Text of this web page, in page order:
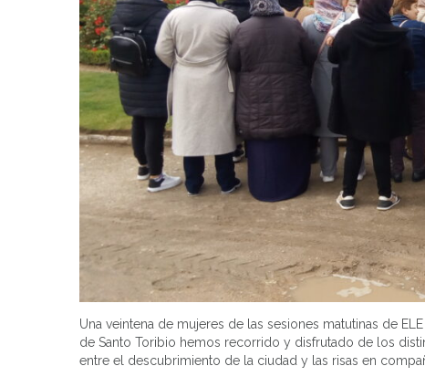
Una veintena de mujeres de las sesiones matutinas de
de Santo Toribio hemos recorrido y disfrutado de los
entre el descubrimiento de la ciudad y las risas en